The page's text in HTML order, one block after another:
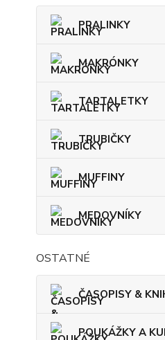
PRALINKY
MAKRÓNKY
TARTALETKY
TRUBIČKY
MUFFINY
MEDOVNÍKY
OSTATNÉ
ČASOPISY &
POUKÁŽKY A